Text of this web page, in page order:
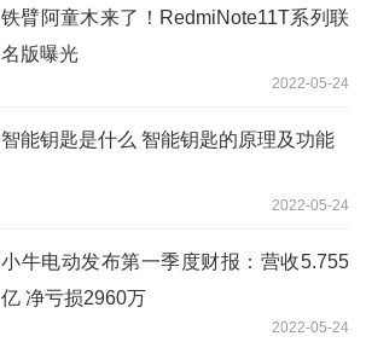
铁臂阿童木来了！RedmiNote11T系列联
名版曝光
2022-05-24
智能钥匙是什么 智能钥匙的原理及功能
2022-05-24
小牛电动发布第一季度财报：营收5.755
亿 净亏损2960万
2022-05-24